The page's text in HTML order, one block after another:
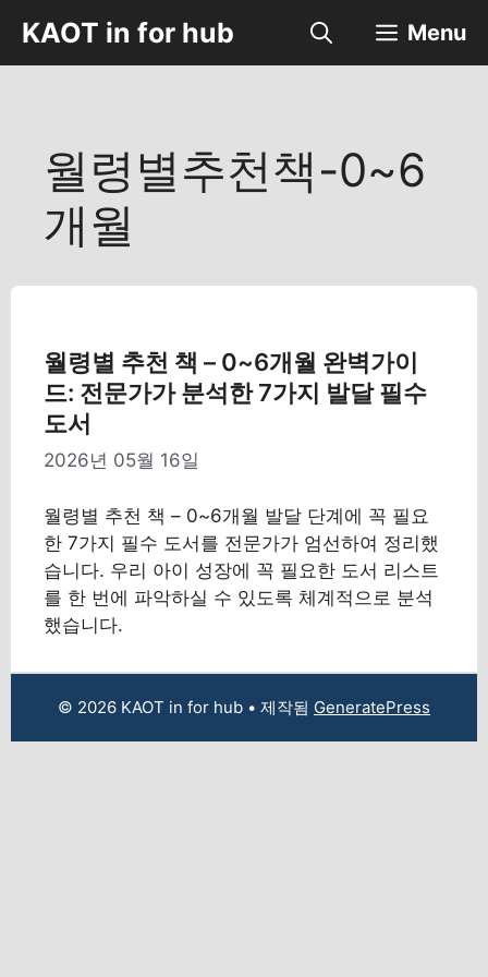
츠
KAOT in for hub Menu
월령별추천책-0~6
개월
월령별 추천 책 – 0~6개월 완벽가이
드: 전문가가 분석한 7가지 발달 필수
도서
2026년 05월 16일
월령별 추천 책 – 0~6개월 발달 단계에 꼭 필요
한 7가지 필수 도서를 전문가가 엄선하여 정리했
습니다. 우리 아이 성장에 꼭 필요한 도서 리스트
를 한 번에 파악하실 수 있도록 체계적으로 분석
했습니다.
© 2026 KAOT in for hub • 제작됨 GeneratePress